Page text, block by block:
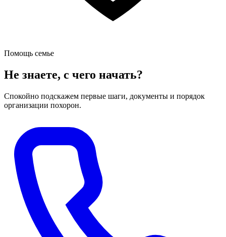
Помощь семье
Не знаете, с чего начать?
Спокойно подскажем первые шаги, документы и порядок
организации похорон.